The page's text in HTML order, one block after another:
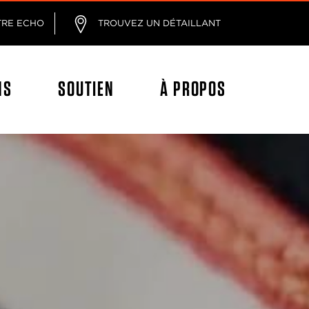
ECHO TROUVEZ UN DÉTAILLANT
SOUTIEN À PROPOS